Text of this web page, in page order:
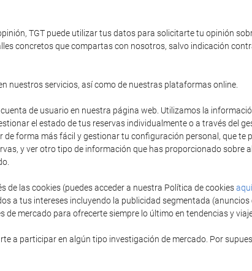
TGT puede utilizar tus datos para solicitarte tu opinión
concretos que compartas con nosotros, salvo indicación
nuestros servicios, así como de nuestras plataformas online.
de usuario en nuestra página web. Utilizamos la
el estado de tus reservas individualmente o a través del
forma más fácil y gestionar tu configuración personal, que te
y ver otro tipo de información que has proporcionado sobre
de las cookies (puedes acceder a nuestra Política de cookiesaquí
a tus intereses incluyendo la publicidad segmentada
mercado para ofrecerte siempre lo último en tendencias y
a participar en algún tipo investigación de mercado. Por